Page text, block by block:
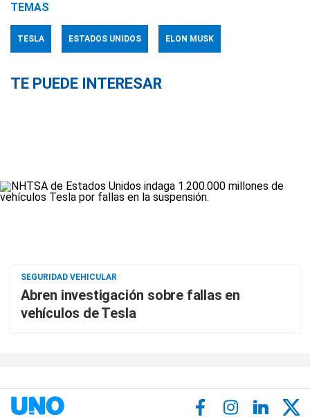
TEMAS
TESLA ESTADOS UNIDOS ELON MUSK
TE PUEDE INTERESAR
SEGURIDAD VEHICULAR
Abren investigación sobre fallas en
vehículos de Tesla